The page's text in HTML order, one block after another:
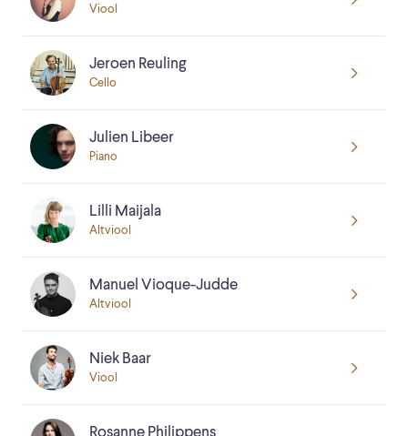
Viool
Jeroen Reuling
Cello
Julien Libeer
Piano
Lilli Maijala
Altviool
Manuel Vioque-Judde
Altviool
Niek Baar
Viool